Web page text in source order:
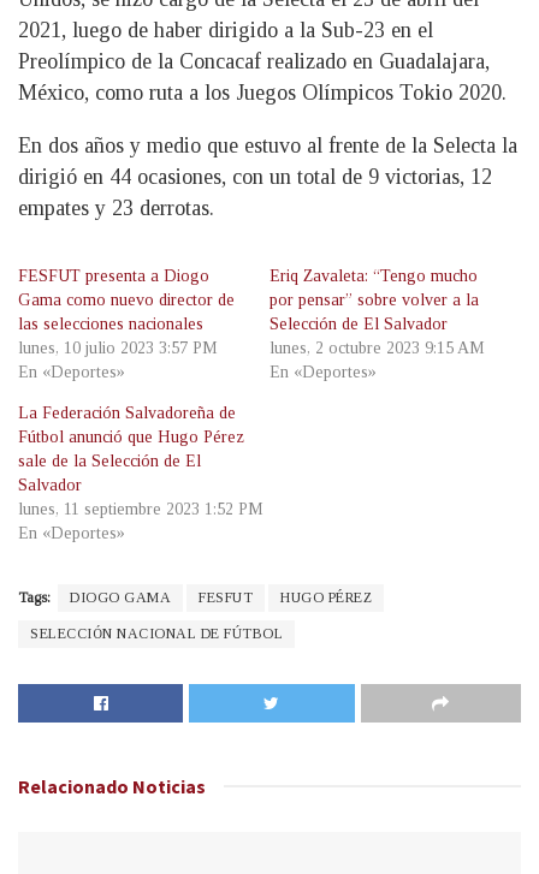
2021, luego de haber dirigido a la Sub-23 en el
Preolímpico de la Concacaf realizado en Guadalajara,
México, como ruta a los Juegos Olímpicos Tokio 2020.
En dos años y medio que estuvo al frente de la Selecta la
dirigió en 44 ocasiones, con un total de 9 victorias, 12
empates y 23 derrotas.
FESFUT presenta a Diogo
Gama como nuevo director de
las selecciones nacionales
lunes, 10 julio 2023 3:57 PM
En «Deportes»
Eriq Zavaleta: “Tengo mucho
por pensar” sobre volver a la
Selección de El Salvador
lunes, 2 octubre 2023 9:15 AM
En «Deportes»
La Federación Salvadoreña de
Fútbol anunció que Hugo Pérez
sale de la Selección de El
Salvador
lunes, 11 septiembre 2023 1:52 PM
En «Deportes»
Tags: DIOGO GAMA FESFUT HUGO PÉREZ
SELECCIÓN NACIONAL DE FÚTBOL
Relacionado Noticias